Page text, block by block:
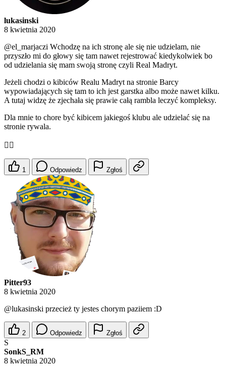
lukasinski
8 kwietnia 2020
@el_marjaczi Wchodzę na ich stronę ale się nie udzielam, nie
przyszło mi do głowy się tam nawet rejestrować kiedykolwiek bo
od udzielania się mam swoją stronę czyli Real Madryt.
Jeżeli chodzi o kibiców Realu Madryt na stronie Barcy
wypowiadających się tam to ich jest garstka albo może nawet kilku.
A tutaj widzę że zjechała się prawie całą rambla leczyć kompleksy.
Dla mnie to chore być kibicem jakiegoś klubu ale udzielać się na
stronie rywala.
🤦‍♂️
1 Odpowiedz Zgłoś
Pitter93
8 kwietnia 2020
@lukasinski przecież ty jestes chorym paziiem :D
2 Odpowiedz Zgłoś
S
SonkS_RM
8 kwietnia 2020